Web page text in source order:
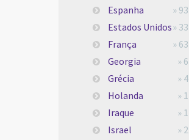
Espanha
» 93
Estados Unidos» 33
França
» 63
Georgia
» 6
Grécia
» 4
Holanda
» 1
Iraque
» 1
Israel
» 2